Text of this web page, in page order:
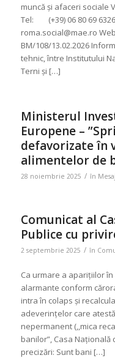
muncă și afaceri sociale
Tel: (+39) 06 80 69
roma.social@mae.ro
BM/108/13.02.2026
tehnic, între Institutului
Terni și […]
Ministerul
Europene –
defavorizate în
alimentelor de
28 noiembrie 2025 / în
Comunicat al
Publice cu
2 septembrie 2025 / în
Ca urmare a aparițiilor
alarmante conform
intra în colaps și
adeverințelor care
nepermanent (,,mica
banilor”, Casa
precizări: Sunt bani […]